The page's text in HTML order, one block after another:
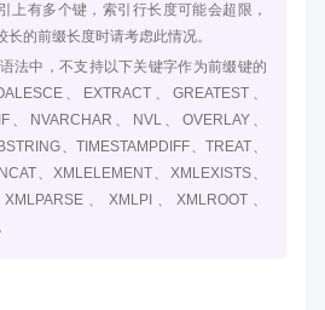
上有多个键，索引行长度可能会超限，
长的前缀长度时请考虑此情况。
法中，不支持以下关键字作为前缀键的
、EXTRACT、GREATEST、
、NVARCHAR、NVL、OVERLAY、
、TIMESTAMPDIFF、TREAT、
、XMLELEMENT、XMLEXISTS、
、XMLPI、XMLROOT、